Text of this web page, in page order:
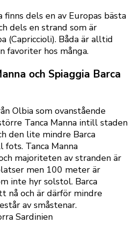
dels en av Europas bästa
dels en strand som är
(Capriccioli). Båda är alltid
favoriter hos många.
och Spiaggia Barca
Olbia som ovanstående
Tanca Manna intill staden
den lite mindre Barca
fots. Tanca Manna
majoriteten av stranden är
men 100 meter är
inte hyr solstol. Barca
nå och är därför mindre
av småstenar.